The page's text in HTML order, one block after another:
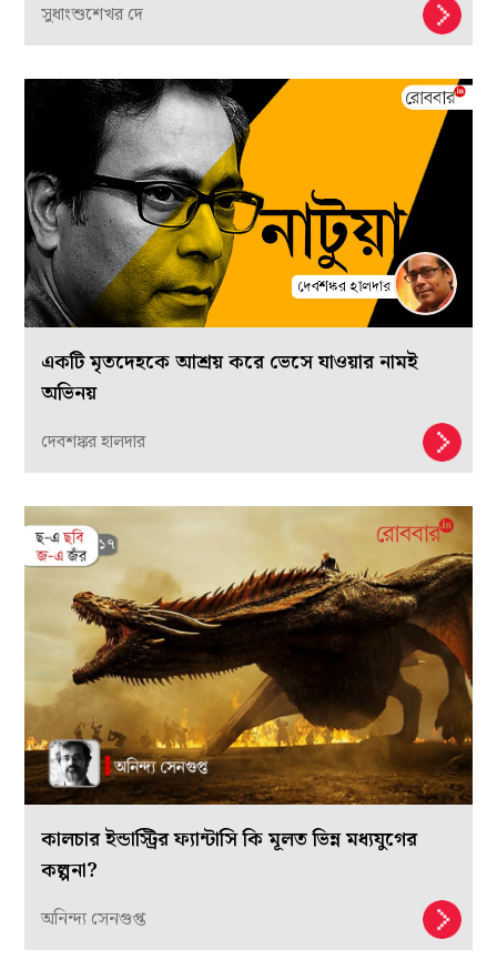
সুধাংশুশেখর দে
একটি মৃতদেহকে আশ্রয় করে ভেসে যাওয়ার নামই
অভিনয়
দেবশঙ্কর হালদার
কালচার ইন্ডাস্ট্রির ফ্যান্টাসি কি মূলত ভিন্ন মধ্যযুগের
কল্পনা?
অনিন্দ্য সেনগুপ্ত